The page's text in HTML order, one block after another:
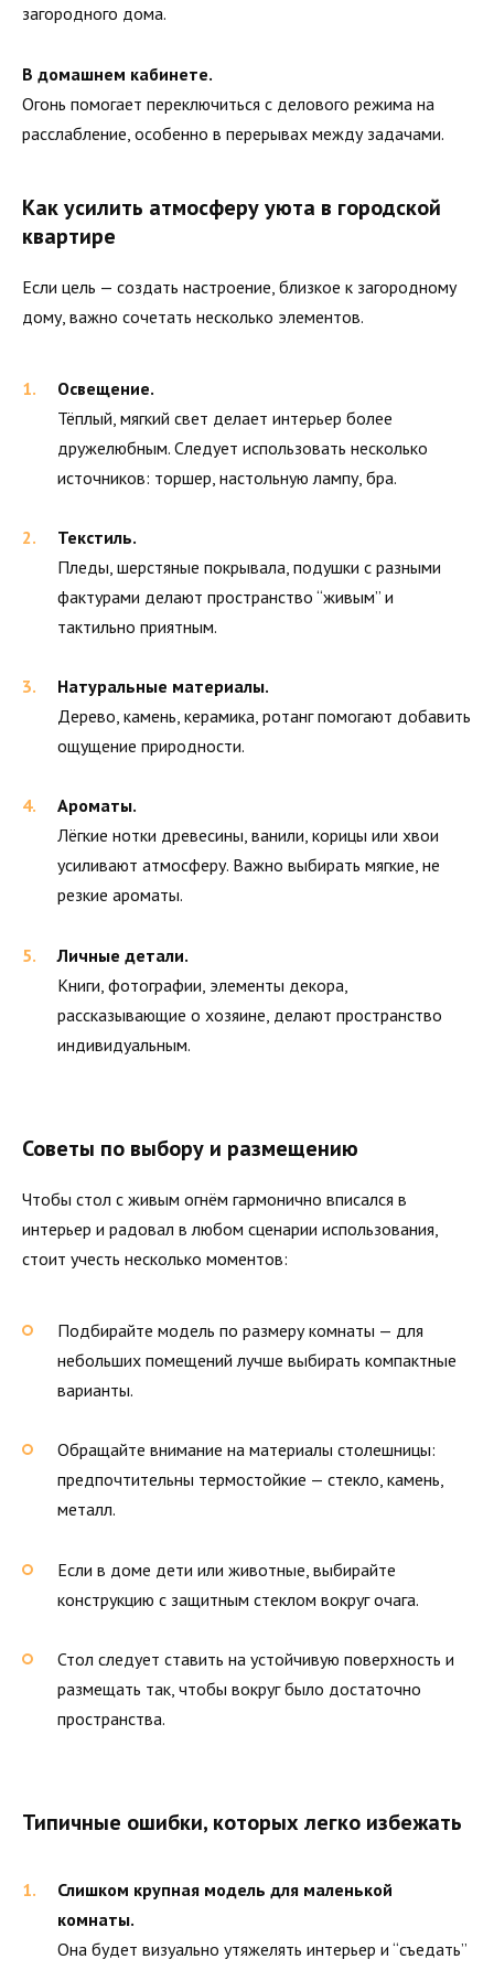
загородного дома.
В домашнем кабинете.
Огонь помогает переключиться с делового режима на
расслабление, особенно в перерывах между задачами.
Как усилить атмосферу уюта в городской
квартире
Если цель — создать настроение, близкое к загородному
дому, важно сочетать несколько элементов.
Освещение.
Тёплый, мягкий свет делает интерьер более
дружелюбным. Следует использовать несколько
источников: торшер, настольную лампу, бра.
Текстиль.
Пледы, шерстяные покрывала, подушки с разными
фактурами делают пространство “живым” и
тактильно приятным.
Натуральные материалы.
Дерево, камень, керамика, ротанг помогают добавить
ощущение природности.
Ароматы.
Лёгкие нотки древесины, ванили, корицы или хвои
усиливают атмосферу. Важно выбирать мягкие, не
резкие ароматы.
Личные детали.
Книги, фотографии, элементы декора,
рассказывающие о хозяине, делают пространство
индивидуальным.
Советы по выбору и размещению
Чтобы стол с живым огнём гармонично вписался в
интерьер и радовал в любом сценарии использования,
стоит учесть несколько моментов:
Подбирайте модель по размеру комнаты — для
небольших помещений лучше выбирать компактные
варианты.
Обращайте внимание на материалы столешницы:
предпочтительны термостойкие — стекло, камень,
металл.
Если в доме дети или животные, выбирайте
конструкцию с защитным стеклом вокруг очага.
Стол следует ставить на устойчивую поверхность и
размещать так, чтобы вокруг было достаточно
пространства.
Типичные ошибки, которых легко избежать
Слишком крупная модель для маленькой
комнаты.
Она будет визуально утяжелять интерьер и “съедать”